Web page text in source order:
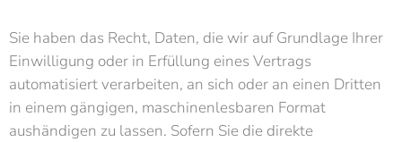
Sie haben das Recht, Daten, die wir auf Grundlage Ihrer
Einwilligung oder in Erfüllung eines Vertrags
automatisiert verarbeiten, an sich oder an einen Dritten
in einem gängigen, maschinenlesbaren Format
aushändigen zu lassen. Sofern Sie die direkte